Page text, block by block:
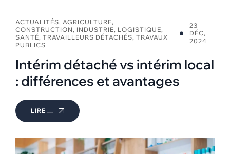
ACTUALITÉS, AGRICULTURE,
CONSTRUCTION , INDUSTRIE, LOGISTIQUE,
SANTÉ, TRAVAILLEURS DÉTACHÉS, TRAVAUX
PUBLICS
23
DÉC,
2024
Intérim détaché vs intérim local
: différences et avantages
LIRE ...